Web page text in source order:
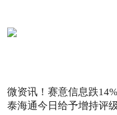
微资讯！赛意信息跌
泰海通今日给予增持评